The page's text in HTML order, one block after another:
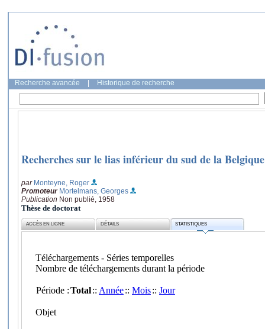
Recherche avancée Historique de recherche
Recherches sur le lias inférieur du sud de la Belgique
par Monteyne, Roger
Promoteur Mortelmans, Georges
Publication Non publié, 1958
Thèse de doctorat
ACCÈS EN LIGNE DÉTAILS STATISTIQUES